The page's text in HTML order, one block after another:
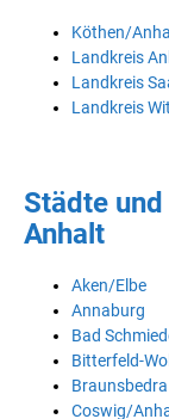
Köthen/
Landkreis
Landkreis
Landkreis
Städte
Anhalt
Aken/Elbe
Annaburg
Bad
Bitterfeld-
Braunsbedra
Coswig/